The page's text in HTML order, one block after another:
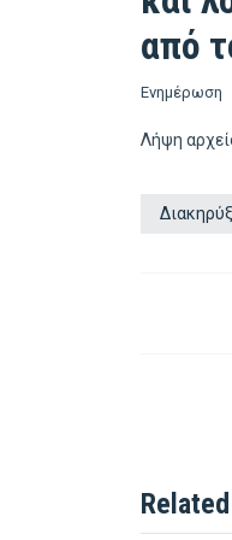
από
Ενημέρωση
Λήψη